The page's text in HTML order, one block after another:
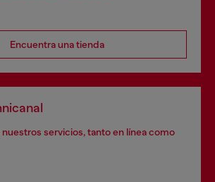
Encuentra una tienda
servicios, tanto en línea como